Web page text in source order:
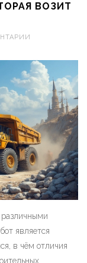
ВОЗИТ
различными
является
в чём отличия